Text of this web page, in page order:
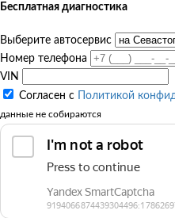
Бесплатная диагностика
Выберите автосервис
Номер телефона
VIN
Согласен с
Политикой
данные не собираются